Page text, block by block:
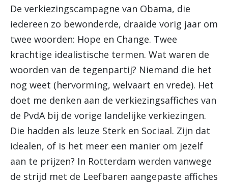
De verkiezingscampagne van Obama, die
iedereen zo bewonderde, draaide vorig jaar om
twee woorden: Hope en Change. Twee
krachtige idealistische termen. Wat waren de
woorden van de tegenpartij? Niemand die het
nog weet (hervorming, welvaart en vrede). Het
doet me denken aan de verkiezingsaffiches van
de PvdA bij de vorige landelijke verkiezingen.
Die hadden als leuze Sterk en Sociaal. Zijn dat
idealen, of is het meer een manier om jezelf
aan te prijzen? In Rotterdam werden vanwege
de strijd met de Leefbaren aangepaste affiches